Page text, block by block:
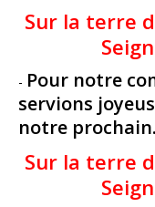
Sur la terre
- Pour notre
servions
notre
Sur la terre